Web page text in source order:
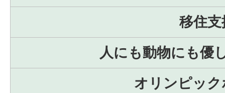
移住
人にも動物にも優
オリンピッ